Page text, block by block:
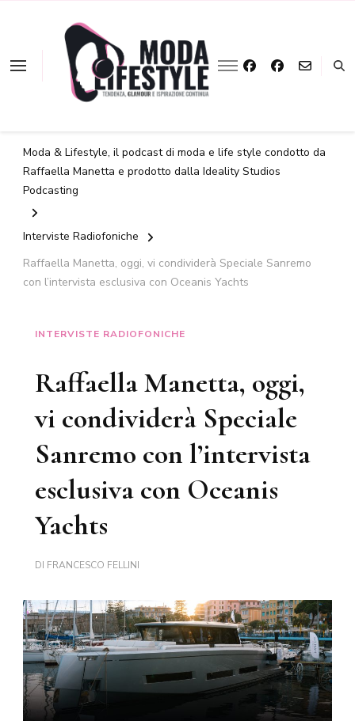
La moda a portata
Moda & Lifestyle, il podcast di moda e life style condotto da
Raffaella Manetta e prodotto dalla Ideality Studios
Podcasting
Interviste Radiofoniche
Raffaella Manetta, oggi, vi condividerà Speciale Sanremo
con l’intervista esclusiva con Oceanis Yachts
INTERVISTE RADIOFONICHE
Raffaella Manetta, oggi,
vi condividerà Speciale
Sanremo con l’intervista
esclusiva con Oceanis
Yachts
DI FRANCESCO FELLINI